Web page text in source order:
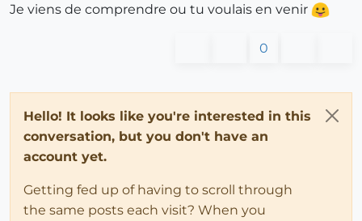
Je viens de comprendre ou tu voulais en venir
0
Hello! It looks like you're interested in this
conversation, but you don't have an
account yet.
Getting fed up of having to scroll through
the same posts each visit? When you